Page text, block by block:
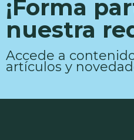
¡Forma
nuestra
Accede a
artículos y